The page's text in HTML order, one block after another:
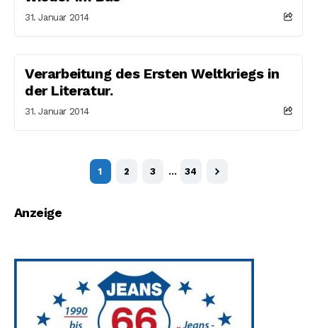
31. Januar 2014
Verarbeitung des Ersten Weltkriegs in
der Literatur.
31. Januar 2014
1 2 3 … 34
Anzeige